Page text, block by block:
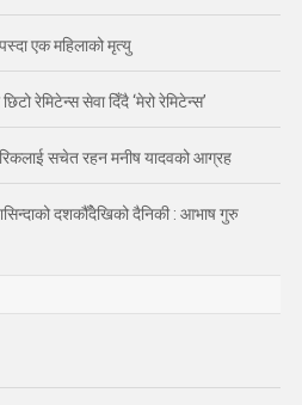
एक महिलाको मृत्यु
रेमिटेन्स सेवा दिँदै ‘मेरो रेमिटेन्स’
सचेत रहन मनीष यादवको आग्रह
दशकौँदेखिको दैनिकी : आभाष गुरु